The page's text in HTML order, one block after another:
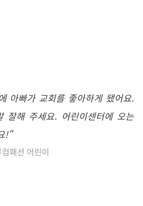
아빠가 교회를 좋아하게 됐어요.
잘해 주세요. 어린이센터에 오는
!"
패션 어린이